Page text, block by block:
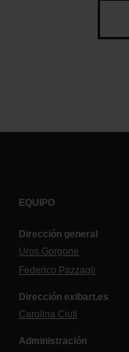
EQUIPO
Dirección general
Uros Gorgone
Federico Pazzagli
Dirección exibart.es
Carolina Ciuti
Administración